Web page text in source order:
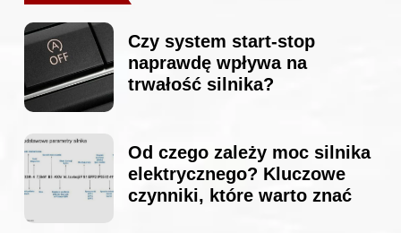
Czy system start-stop
naprawdę wpływa na
trwałość silnika?
Od czego zależy moc silnika
elektrycznego? Kluczowe
czynniki, które warto znać